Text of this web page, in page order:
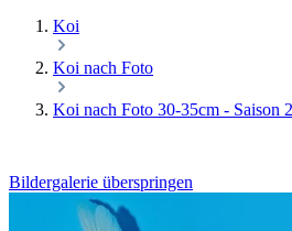
Koi
Koi nach Foto
Koi nach Foto 30-35cm - Saison
Bildergalerie überspringen